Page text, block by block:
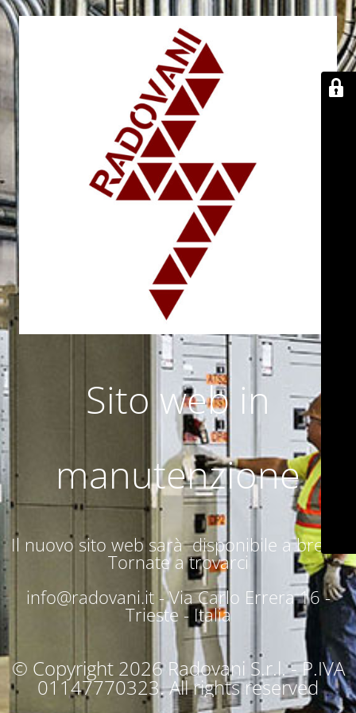
Sito web in
manutenzione
Il nuovo sito web sarà disponibile a breve.
Tornate a trovarci
info@radovani.it -Via Carlo Errera 16 -
Trieste - Italia
© Copyright 2026 Radovani S.r.l. - P.IVA
01147770323. All rights reserved